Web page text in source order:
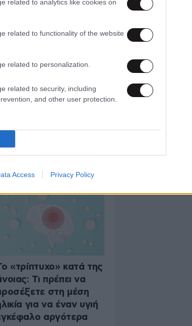
related to analytics like cookies on
related to functionality of the website
related to personalization.
related to security, including
and other user protection.
Access Privacy Policy
ΟΛΑ ΤΑ ΑΡΘΡΑ
«τρίπτυχο» κατά της
Τι πρέπει να
στη μέση
για να έναν υγιή
αργότερα